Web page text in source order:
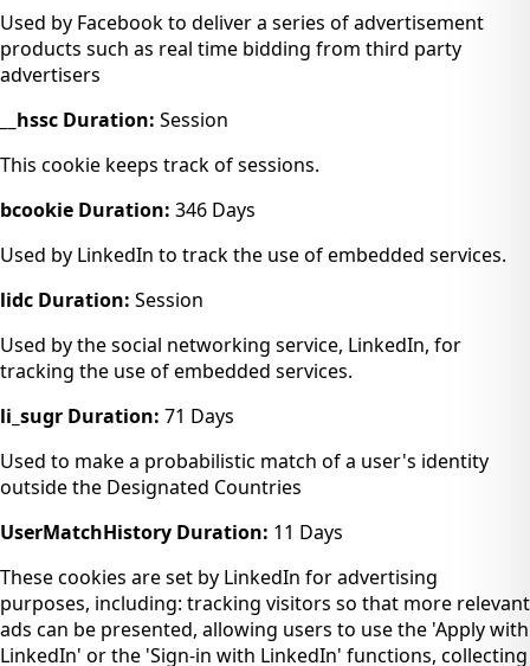
Used by Facebook to deliver a series of advertisement
products such as real time bidding from third party
advertisers
__hssc Duration: Session
This cookie keeps track of sessions.
bcookie Duration: 346 Days
Used by LinkedIn to track the use of embedded services.
lidc Duration: Session
Used by the social networking service, LinkedIn, for
tracking the use of embedded services.
li_sugr Duration: 71 Days
Used to make a probabilistic match of a user's identity
outside the Designated Countries
UserMatchHistory Duration: 11 Days
These cookies are set by LinkedIn for advertising
purposes, including: tracking visitors so that more relevant
ads can be presented, allowing users to use the 'Apply with
LinkedIn' or the 'Sign-in with LinkedIn' functions, collecting